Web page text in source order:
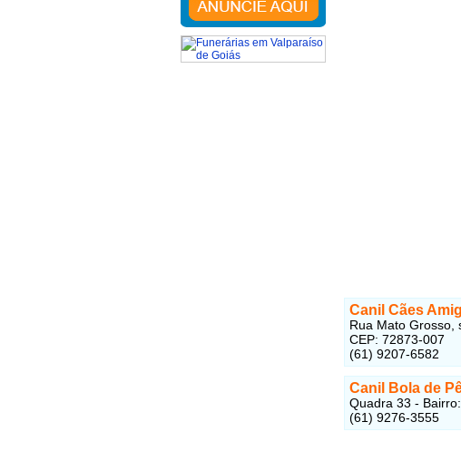
Canil Cães
Rua Mato Grosso,
CEP: 72873-007
(61) 9207-6582
Canil Bola de
Quadra 33 -
(61) 9276-3555